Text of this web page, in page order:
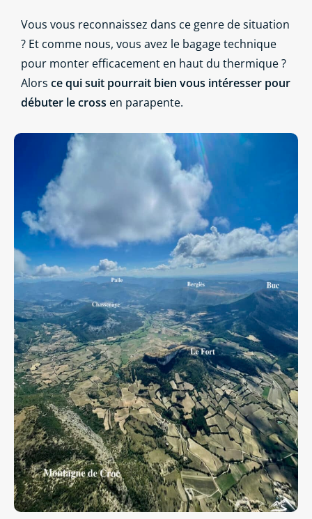
Vous vous reconnaissez dans ce genre de situation
? Et comme nous, vous avez le bagage technique
pour monter efficacement en haut du thermique ?
Alors ce qui suit pourrait bien vous intéresser pour
débuter le cross en parapente.